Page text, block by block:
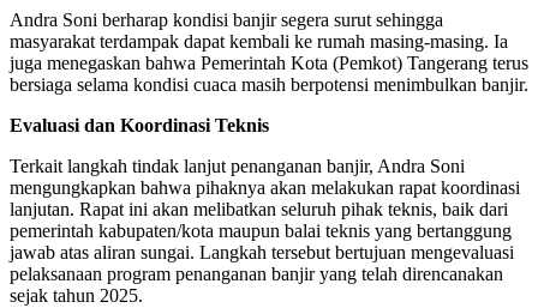
Andra Soni berharap kondisi banjir segera surut sehingga
masyarakat terdampak dapat kembali ke rumah masing-masing. Ia
juga menegaskan bahwa Pemerintah Kota (Pemkot) Tangerang terus
bersiaga selama kondisi cuaca masih berpotensi menimbulkan banjir.
Evaluasi dan Koordinasi Teknis
Terkait langkah tindak lanjut penanganan banjir, Andra Soni
mengungkapkan bahwa pihaknya akan melakukan rapat koordinasi
lanjutan. Rapat ini akan melibatkan seluruh pihak teknis, baik dari
pemerintah kabupaten/kota maupun balai teknis yang bertanggung
jawab atas aliran sungai. Langkah tersebut bertujuan mengevaluasi
pelaksanaan program penanganan banjir yang telah direncanakan
sejak tahun 2025.